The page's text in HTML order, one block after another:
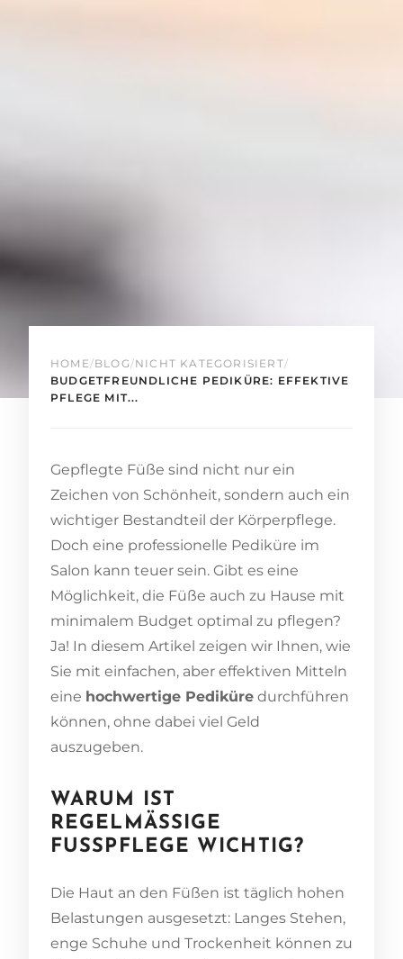
HOME/BLOG/NICHT KATEGORISIERT/
BUDGETFREUNDLICHE PEDIKÜRE: EFFEKTIVE
PFLEGE MIT...
Gepflegte Füße sind nicht nur ein
Zeichen von Schönheit, sondern auch ein
wichtiger Bestandteil der Körperpflege.
Doch eine professionelle Pediküre im
Salon kann teuer sein. Gibt es eine
Möglichkeit, die Füße auch zu Hause mit
minimalem Budget optimal zu pflegen?
Ja! In diesem Artikel zeigen wir Ihnen, wie
Sie mit einfachen, aber effektiven Mitteln
eine hochwertige Pediküre durchführen
können, ohne dabei viel Geld
auszugeben.
WARUM IST
REGELMÄSSIGE F
USSPFLEGE WICHTIG?
Die Haut an den Füßen ist täglich hohen
Belastungen ausgesetzt: Langes Stehen,
enge Schuhe und Trockenheit können zu